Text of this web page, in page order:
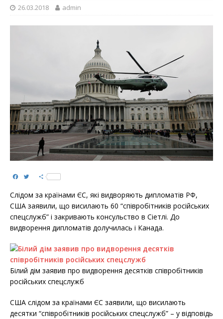
26.03.2018 admin
c
e
b
o
o
k
t
t
e
r
S
h
r
e
Слідом за країнами ЄС, які видворяють дипломатів РФ,
США заявили, що висилають 60 “співробітників російських
спецслужб” і закривають консульство в Сіетлі. До
видворення дипломатів долучилась і Канада.
Білий дім заявив про видворення десятків співробітників
російських спецслужб
США слідом за країнами ЄС заявили, що висилають
десятки “співробітників російських спецслужб” – у відповідь